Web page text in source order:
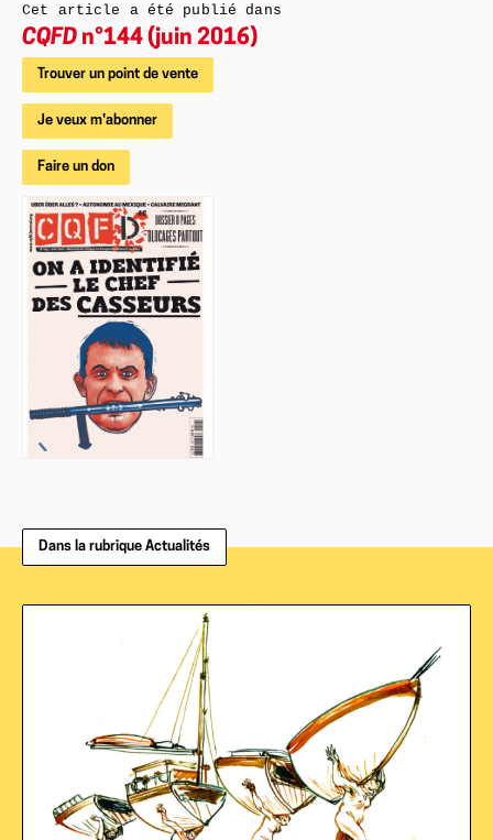
Cet article a été publié dans
CQFD n°144 (juin 2016)
Trouver un point de vente
Je veux m'abonner
Faire un don
Dans la rubrique Actualités